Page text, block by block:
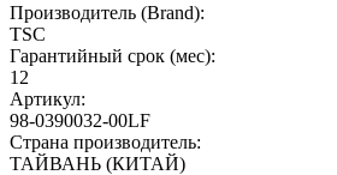
Производитель (Brand):
TSC
Гарантийный срок (мес):
12
Артикул:
98-0390032-00LF
Страна производитель:
ТАЙВАНЬ (КИТАЙ)